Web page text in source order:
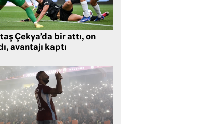
Çekya’da bir attı, on
avantajı kaptı